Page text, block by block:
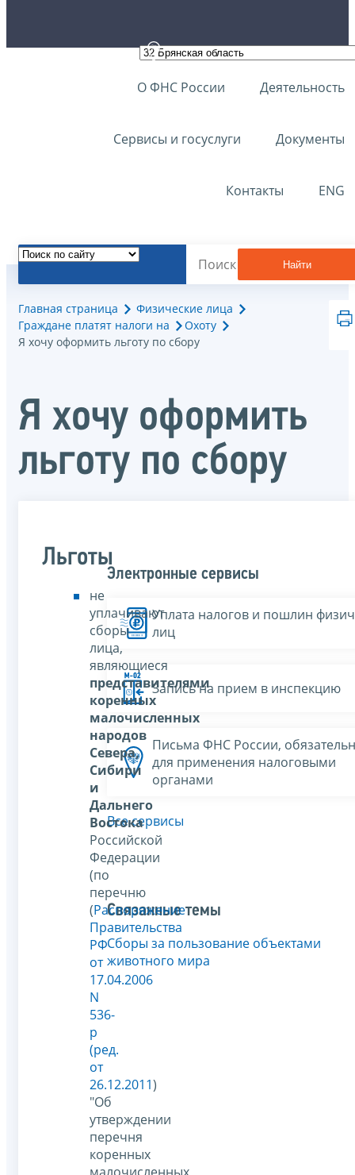
О ФНС России Деятельность
Сервисы и госуслуги Документы
Контакты ENG
Найти
Главная страница
Физические лица
Граждане платят налоги на
Охоту
Я хочу оформить льготу по сбору
Я хочу оформить
льготу по сбору
Льготы
не
уплачивают
сборы
лица,
являющиеся
представителями
коренных
малочисленных
народов
Севера,
Сибири
и
Дальнего
Востока
Российской
Федерации
(по
перечню
(Распоряжение
Правительства
РФ
от
17.04.2006
N
536-
р
(ред.
от
26.12.2011)
"Об
утверждении
перечня
коренных
Электронные сервисы
Уплата налогов и пошлин
лиц
Запись на прием в инспекцию
Письма ФНС России,
для применения налоговыми
органами
Все сервисы
Связанные темы
Сборы за пользование объектами
животного мира